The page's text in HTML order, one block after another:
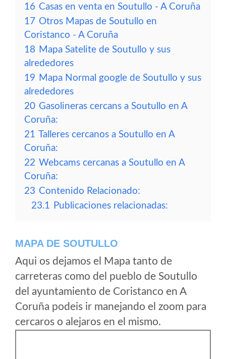
16 Casas en venta en Soutullo - A Coruña
17 Otros Mapas de Soutullo en
Coristanco - A Coruña
18 Mapa Satelite de Soutullo y sus
alrededores
19 Mapa Normal google de Soutullo y sus
alrededores
20 Gasolineras cercans a Soutullo en A
Coruña:
21 Talleres cercanos a Soutullo en A
Coruña:
22 Webcams cercanas a Soutullo en A
Coruña:
23 Contenido Relacionado:
23.1 Publicaciones relacionadas:
MAPA DE SOUTULLO
Aqui os dejamos el Mapa tanto de
carreteras como del pueblo de Soutullo
del ayuntamiento de Coristanco en A
Coruña podeis ir manejando el zoom para
cercaros o alejaros en el mismo.